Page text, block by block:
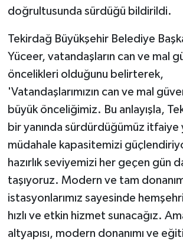
doğrultusunda sürdüğü bildirildi.
Tekirdağ Büyükşehir Belediye
Yüceer, vatandaşların can ve mal
öncelikleri olduğunu belirterek,
'Vatandaşlarımızın can ve mal
büyük önceliğimiz. Bu anlayışla,
bir yanında sürdürdüğümüz itfaiye
müdahale kapasitemizi
hazırlık seviyemizi her geçen gün
taşıyoruz. Modern ve tam
istasyonlarımız sayesinde
hızlı ve etkin hizmet sunacağız.
altyapısı, modern donanımı ve
YEREL
Yerel Haberler